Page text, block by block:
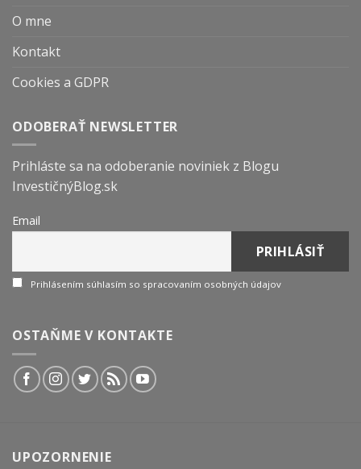
O mne
Kontakt
Cookies a GDPR
ODOBERAŤ NEWSLETTER
Prihláste sa na odoberanie noviniek z Blogu
InvestičnýBlog.sk
Email
Prihlásením súhlasím so spracovaním osobných údajov
OSTAŇME V KONTAKTE
UPOZORNENIE